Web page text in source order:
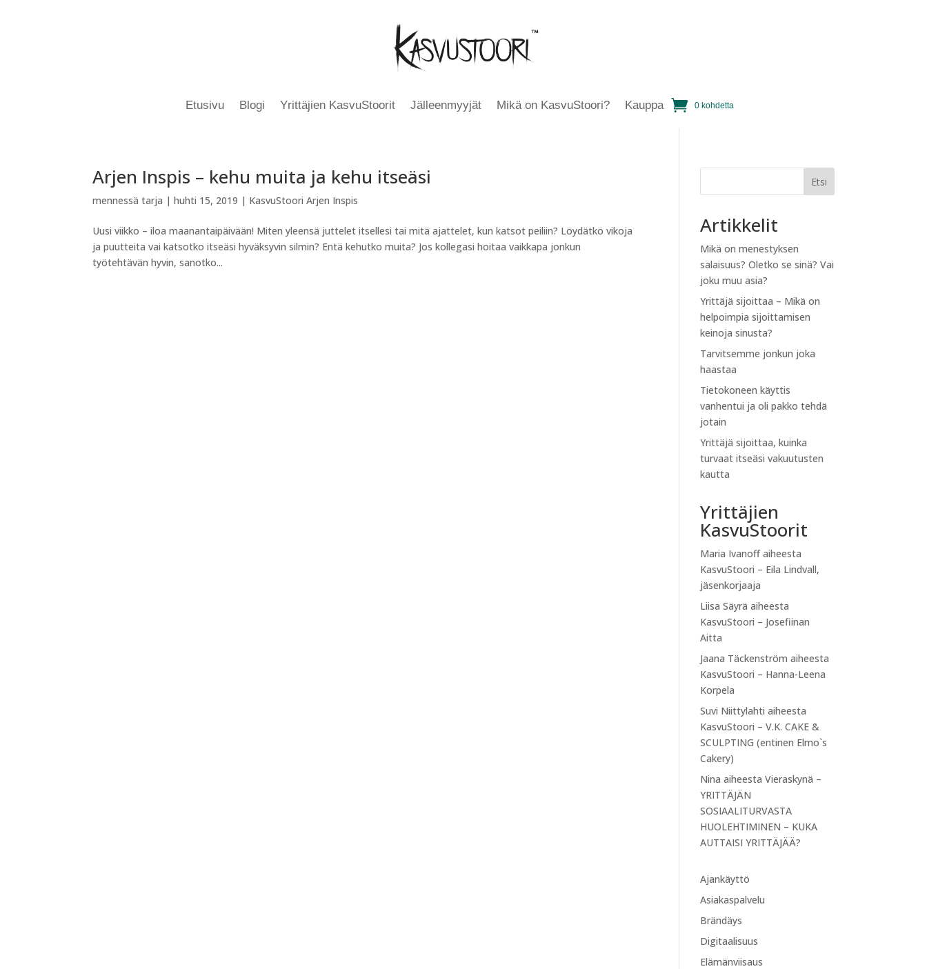
Etusivu Blogi Yrittäjien KasvuStoorit Jälleenmyyjät Mikä on KasvuStoori? Kauppa 0 kohdetta
Arjen Inspis – kehu muita ja kehu itseäsi
mennessätarja |huhti 15, 2019 | KasvuStoori Arjen Inspis
Uusi viikko – iloa maanantaipäivään! Miten yleensä juttelet itsellesi tai mitä ajattelet, kun katsot peiliin? Löydätkö vikoja
ja puutteita vai katsotko itseäsi hyväksyvin silmin? Entä kehutko muita? Jos kollegasi hoitaa vaikkapa jonkun
työtehtävän hyvin, sanotko...
Etsi
Artikkelit
Mikä on menestyksen
salaisuus? Oletko se sinä? Vai
joku muu asia?
Yrittäjä sijoittaa – Mikä on
helpoimpia sijoittamisen
keinoja sinusta?
Tarvitsemme jonkun joka
haastaa
Tietokoneen käyttis
vanhentui ja oli pakko tehdä
jotain
Yrittäjä sijoittaa, kuinka
turvaat itseäsi vakuutusten
kautta
Yrittäjien
KasvuStoorit
Maria Ivanoffaiheesta
KasvuStoori – Eila Lindvall,
jäsenkorjaaja
Liisa Säyrä aiheesta
KasvuStoori – Josefiinan
Aitta
Jaana Täckenström aiheesta
KasvuStoori – Hanna-Leena
Korpela
Suvi Niittylahti aiheesta
KasvuStoori – V.K. CAKE &
SCULPTING (entinen Elmo`s
Cakery)
Nina aiheestaVieraskynä –
YRITTÄJÄN
SOSIAALITURVASTA
HUOLEHTIMINEN – KUKA
AUTTAISI YRITTÄJÄÄ?
Ajankäyttö
Asiakaspalvelu
Brändäys
Digitaalisuus
Elämänviisaus